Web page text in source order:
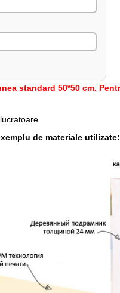
standard 50*50 cm.
de materiale utilizate: